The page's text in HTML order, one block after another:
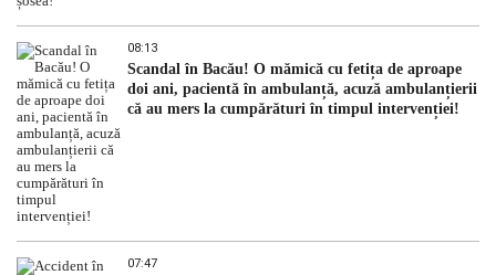
08:13
Scandal în Bacău! O mămică cu fetița de aproape
doi ani, pacientă în ambulanță, acuză ambulanțierii
că au mers la cumpărături în timpul intervenției!
07:47